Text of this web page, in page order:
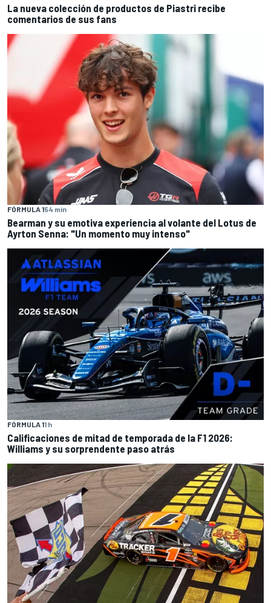
La nueva colección de productos de Piastri recibe
comentarios de sus fans
FÓRMULA 154 min
Bearman y su emotiva experiencia al volante del Lotus de
Ayrton Senna: "Un momento muy intenso"
FÓRMULA 11 h
Calificaciones de mitad de temporada de la F1 2026:
Williams y su sorprendente paso atrás